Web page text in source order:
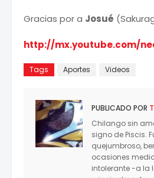
Gracias por a Josué
http://mx.youtube.com/
Tags Aportes Videos
PUBLICADO POR
Chilango sin
signo de Piscis.
quejumbroso,
ocasiones
intolerante -a la